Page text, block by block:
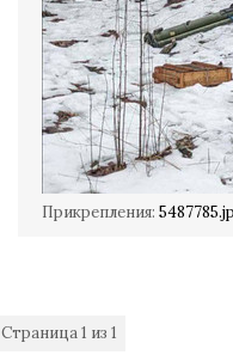
Прикрепления:
Страница1 из 1